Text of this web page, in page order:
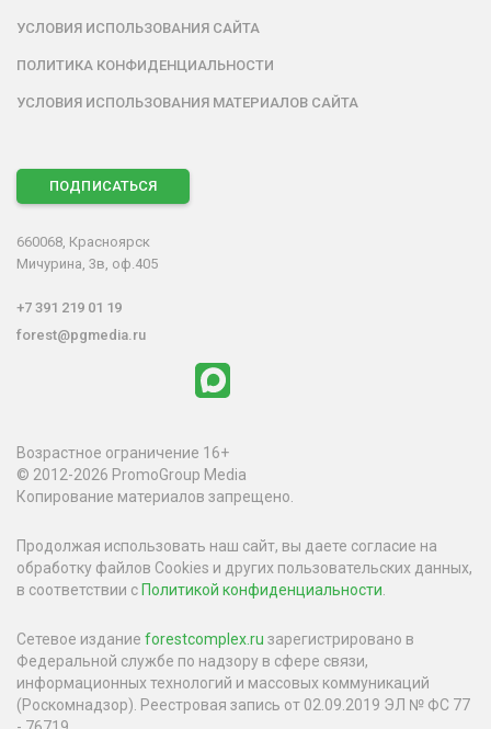
УСЛОВИЯ ИСПОЛЬЗОВАНИЯ САЙТА
ПОЛИТИКА КОНФИДЕНЦИАЛЬНОСТИ
УСЛОВИЯ ИСПОЛЬЗОВАНИЯ МАТЕРИАЛОВ САЙТА
ПОДПИСАТЬСЯ
660068, Красноярск
Мичурина, 3в, оф.405
+7 391 219 01 19
forest@pgmedia.ru
Возрастное ограничение 16+
© 2012-2026 PromoGroup Media
Копирование материалов запрещено.
Продолжая использовать наш сайт, вы даете согласие на
обработку файлов Cookies и других пользовательских данных,
в соответствии сПолитикой конфиденциальности
Сетевое издание forestcomplex.ru зарегистрировано в
Федеральной службе по надзору в сфере связи,
информационных технологий и массовых коммуникаций
(Роскомнадзор). Реестровая запись от 02.09.2019 ЭЛ № ФС 77